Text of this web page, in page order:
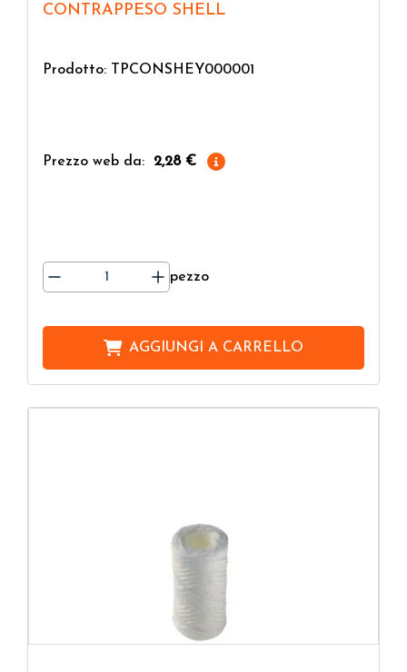
CONTRAPPESO SHELL
Prodotto: TPCONSHEY000001
Prezzo web da: 2,28 €
pezzo
AGGIUNGI A CARRELLO